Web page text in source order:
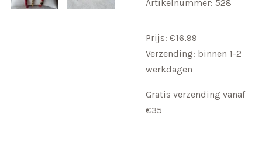
Artikelnummer: 528
Prijs: €16,99
Verzending: binnen 1-2
werkdagen
Gratis verzending vanaf
€35